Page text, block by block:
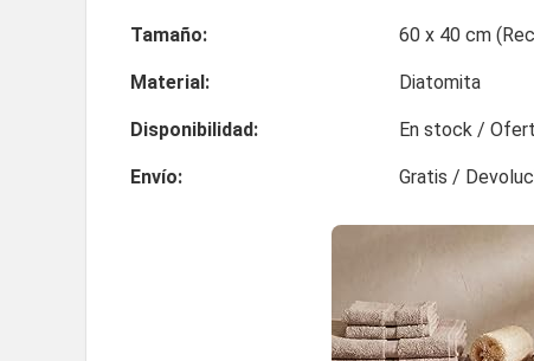
Tamaño: 60 x 40 cm
Material: Diatomita
Disponibilidad: En stock /
Envío: Gratis /